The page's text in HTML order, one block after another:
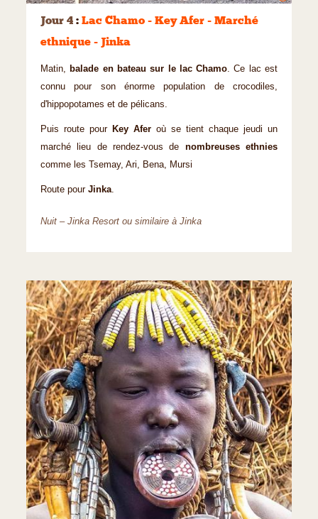
Jour 4 : Lac Chamo - Key Afer - Marché
ethnique - Jinka
Matin, balade en bateau sur le lac Chamo. Ce lac est
connu pour son énorme population de crocodiles,
d'hippopotames et de pélicans.
Puis route pour Key Afer où se tient chaque jeudi un
marché lieu de rendez-vous de nombreuses ethnies
comme les Tsemay, Ari, Bena, Mursi
Route pour Jinka.
Nuit – Jinka Resort ou similaire à Jinka